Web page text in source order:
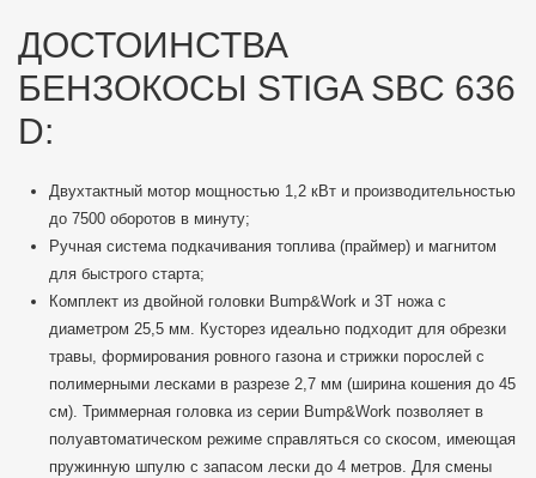
ДОСТОИНСТВА
БЕНЗОКОСЫ STIGA SBC 636
D:
Двухтактный мотор мощностью 1,2 кВт и производительностью
до 7500 оборотов в минуту;
Ручная система подкачивания топлива (праймер) и магнитом
для быстрого старта;
Комплект из двойной головки Bump&Work и 3Т ножа с
диаметром 25,5 мм. Кусторез идеально подходит для обрезки
травы, формирования ровного газона и стрижки порослей с
полимерными лесками в разрезе 2,7 мм (ширина кошения до 45
см). Триммерная головка из серии Bump&Work позволяет в
полуавтоматическом режиме справляться со скосом, имеющая
пружинную шпулю с запасом лески до 4 метров. Для смены